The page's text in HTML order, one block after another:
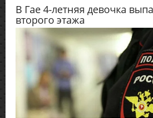
В Гае 4-летняя девочка
второго этажа